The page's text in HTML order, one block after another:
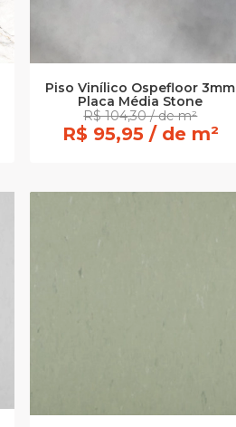
Piso Vinílico Ospefloor 3mm
Placa Média Stone
R$ 104,30 / de m²
R$ 95,95 / de m²